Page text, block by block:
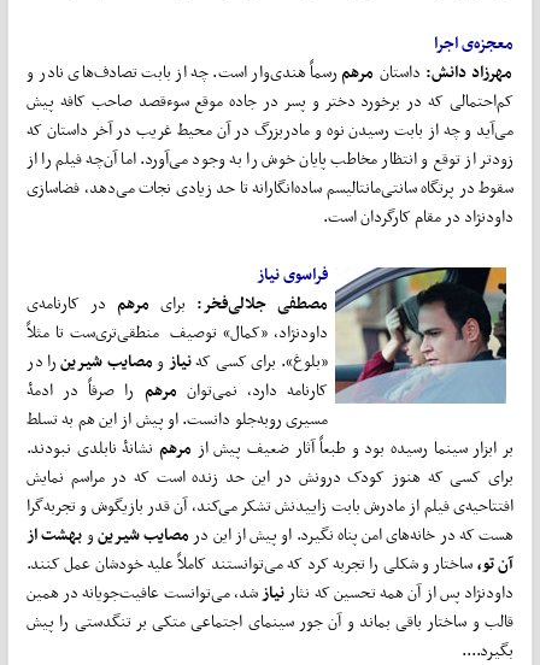
معجزه‌ی اجرا
مهرزاد دانش:داستانمرهمرسماً هندی‌وار است. چه از بابت تصادف‌های نادر و
کم‌احتمالی که در برخورد دختر و پسر در جاده موقع سوءقصد صاحب کافه پیش
می‌آید و چه از بابت رسیدن نوه و مادربزرگ در آن محیط غریب در آخر داستان که
زودتر از توقع و انتظار مخاطب پایان خوش را به وجود می‌آورد. اما آن‌چه فیلم را از
سقوط در پرتگاه سانتی‌مانتالیسم ساده‌انگارانه تا حد زیادی نجات می‌دهد، فضاسازی
داودنژاد در مقام کارگردان است.
فراسوی نیاز
مصطفی جلالی‌فخر:برای مرهمدر کارنامه‌ی
داودنژاد، «کمال» توصیف منطقی‌تری‌ست تا مثلاً
«بلوغ». برای کسی کهنیازومصایب شیرینرا در
کارنامه دارد، نمی‌توان مرهمرا صرفاً در ادمۀ
مسیری روبه‌جلو دانست. او پیش از این هم به تسلط
بر ابزار سینما رسیده بود و طبعاً آثار ضعیف پیش از مرهمنشانۀ نابلدی نبودند.
برای کسی که هنوز کودک درونش در این حد زنده است که در مراسم نمایش
افتتاحیه‌ی فیلم از مادرش بابت زاییدنش تشکر می‌کند، آن قدر بازیگوش و تجربه‌گرا
هست که در خانه‌های امن پناه نگیرد. او پیش از این در مصایب شیرینوبهشت از
آن تو،ساختار و شکلی را تجربه کرد که می‌توانستند کاملاً علیه خودشان عمل کنند.
داودنژاد پس از آن همه تحسین که نثار نیازشد، می‌توانست عافیت‌جویانه در همین
قالب و ساختار باقی بماند و آن جور سینمای اجتماعی متکی بر تنگدستی را پیش
بگیرد....